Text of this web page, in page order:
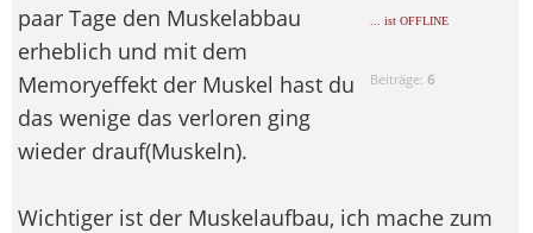
... ist OFFLINE
Beiträge: 6
paar Tage den Muskelabbau
erheblich und mit dem
Memoryeffekt der Muskel hast du
das wenige das verloren ging
wieder drauf(Muskeln).
Wichtiger ist der Muskelaufbau, ich mache zum